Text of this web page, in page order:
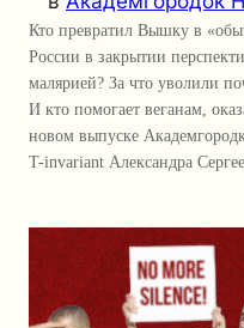
Кто превратил Вышку в
России в закрытии
малярией? За что уволили
И кто помогает веганам,
новом выпуске
T-invariant Александра